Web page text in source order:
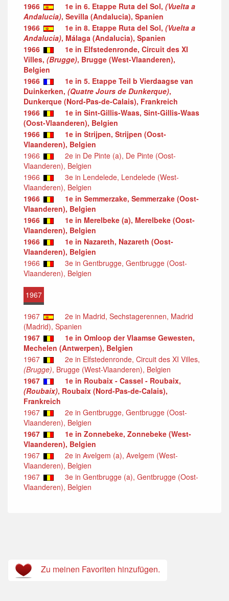
1966 1e in 6. Etappe Ruta del Sol, (Vuelta a
Andalucia), Sevilla (Andalucia), Spanien
1966
1e in 8. Etappe Ruta del Sol, (Vuelta a
Andalucia), Málaga (Andalucia), Spanien
1966
1e in Elfstedenronde, Circuit des XI
Villes, (Brugge), Brugge (West-Vlaanderen),
Belgien
1966
1e in 5. Etappe Teil b Vierdaagse van
Duinkerken, (Quatre Jours de Dunkerque),
Dunkerque (Nord-Pas-de-Calais), Frankreich
1966
1e in Sint-Gillis-Waas, Sint-Gillis-Waas
(Oost-Vlaanderen), Belgien
1966
1e in Strijpen, Strijpen (Oost-
Vlaanderen), Belgien
1966
2e in De Pinte (a), De Pinte (Oost-
Vlaanderen), Belgien
1966
3e in Lendelede, Lendelede (West-
Vlaanderen), Belgien
1966
1e in Semmerzake, Semmerzake (Oost-
Vlaanderen), Belgien
1966
1e in Merelbeke (a), Merelbeke (Oost-
Vlaanderen), Belgien
1966
1e in Nazareth, Nazareth (Oost-
Vlaanderen), Belgien
1966
3e in Gentbrugge, Gentbrugge (Oost-
Vlaanderen), Belgien
1967
1967
2e in Madrid, Sechstagerennen, Madrid
(Madrid), Spanien
1967
1e in Omloop der Vlaamse Gewesten,
Mechelen (Antwerpen), Belgien
1967
2e in Elfstedenronde, Circuit des XI Villes,
(Brugge), Brugge (West-Vlaanderen), Belgien
1967
1e in Roubaix - Cassel - Roubaix,
(Roubaix), Roubaix (Nord-Pas-de-Calais),
Frankreich
1967
2e in Gentbrugge, Gentbrugge (Oost-
Vlaanderen), Belgien
1967
1e in Zonnebeke, Zonnebeke (West-
Vlaanderen), Belgien
1967
2e in Avelgem (a), Avelgem (West-
Vlaanderen), Belgien
1967
3e in Gentbrugge (a), Gentbrugge (Oost-
Vlaanderen), Belgien
Zu meinen Favoriten hinzufügen.